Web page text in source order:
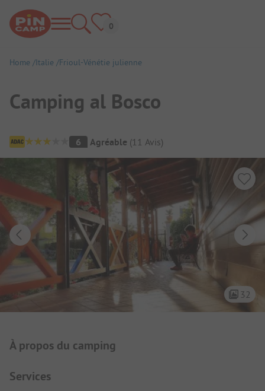
Home Italie Frioul-Vénétie julienne
Camping al Bosco
Aperçu du camping
6 Agréable (11 Avis)
32
Présentation du camping
À propos du camping
Services